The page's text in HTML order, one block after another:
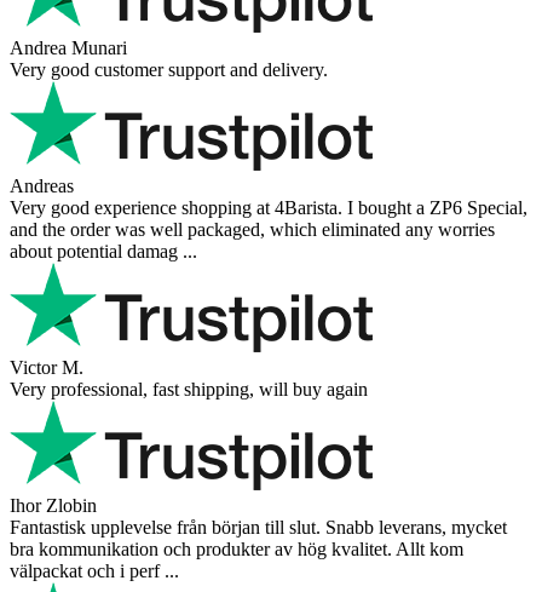
Andrea Munari
Very good customer support and delivery.
Andreas
Very good experience shopping at 4Barista. I bought a ZP6 Special,
and the order was well packaged, which eliminated any worries
about potential damag ...
Victor M.
Very professional, fast shipping, will buy again
Ihor Zlobin
Fantastisk upplevelse från början till slut. Snabb leverans, mycket
bra kommunikation och produkter av hög kvalitet. Allt kom
välpackat och i perf ...